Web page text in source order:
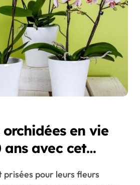
en vie
avec cet